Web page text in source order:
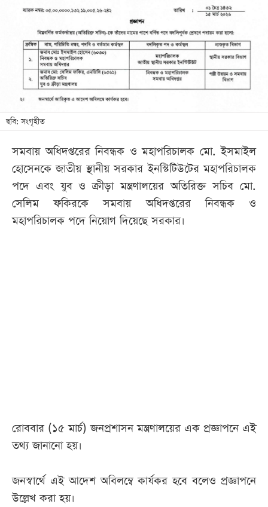
খেলা
বিনোদন
লাইফ
স্টাইল
শিক্ষা
তথ্যপ্রযুক্তি
বিভাগ
ছবি
ভিডিও
ছবি: সংগৃহীত
সমবায় অধিদপ্তরের নিবন্ধক ও মহাপরিচালক মো. ইসমাইল
হোসেনকে জাতীয় স্থানীয় সরকার ইনস্টিটিউটের মহাপরিচালক
পদে এবং যুব ও ক্রীড়া মন্ত্রণালয়ের অতিরিক্ত সচিব মো.
সেলিম ফকিরকে সমবায় অধিদপ্তরের নিবন্ধক ও
মহাপরিচালক পদে নিয়োগ দিয়েছে সরকার।
রোববার (১৫ মার্চ) জনপ্রশাসন মন্ত্রণালয়ের এক প্রজ্ঞাপনে এই
তথ্য জানানো হয়।
জনস্বার্থে এই আদেশ অবিলম্বে কার্যকর হবে বলেও প্রজ্ঞাপনে
উল্লেখ করা হয়।